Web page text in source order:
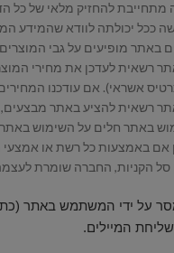
רשאית לעדכן את מחירי
אשראי). אם עודכנו
באתר חלים על השימוש
אם באמצעות כל רשת או
על ידי המשתמש באתר
המיילים.